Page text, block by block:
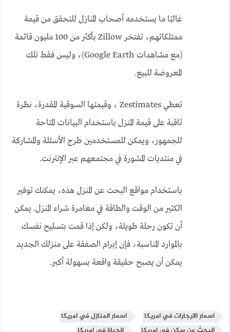
غالبًا ما يستخدمه أصحاب المنازل للتحقق من قيمة
ممتلكاتهم، تفتخر Zillow بأكثر من 100 مليون قائمة
(مع مشاهدات Google Earth)، وليس فقط تلك
المعروضة للبيع.
تعطي Zestimates ، وقيمتها السوقية المقدرة، نظرة
ثاقبة على قيمة المنزل باستخدام البيانات المتاحة
للجمهور، ويمكن للمستخدمين طرح الأسئلة والمشاركة
في منتديات المشورة في مجتمعهم عبر الإنترنت.
باستخدام مواقع البحث عن المنزل هذه، يمكنك توفير
الكثير من الوقت والطاقة في مغامرة شراء المنزل. يمكن
أن تكون رحلة طويلة، ولكن إذا قمت بتسليح نفسك
بالموارد المناسبة، فإن إبرام الصفقة على منزلك الجديد
يمكن أن يصبح حقيقة واقعة بسهولة أكبر.
اسعار الايجارات في امريكا
اسعار المنازل في امريكا